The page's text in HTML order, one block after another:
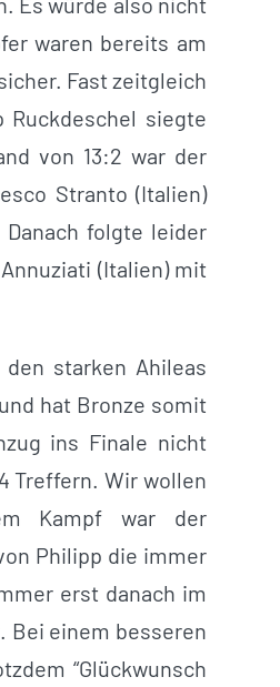
waren bereits am
Fast zeitgleich
siegte
von 13:2 war der
Stranto (Italien)
folgte leider
(Italien) mit
starken Ahileas
hat Bronze somit
ins Finale nicht
Treffern. Wir wollen
Kampf war der
Philipp die immer
erst danach im
Bei einem besseren
“Glückwunsch